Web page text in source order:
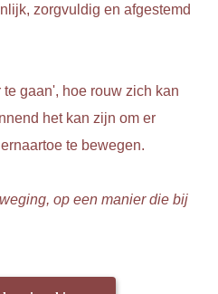
zorgvuldig en afgestemd
te gaan', hoe rouw zich kan
het kan zijn om er
te bewegen.
op een manier die bij